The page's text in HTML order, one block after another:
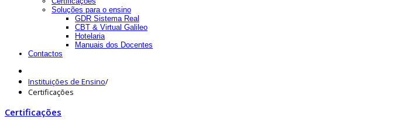
Soluções para o ensino
GDR Sistema Real
CBT & Virtual Galileo
Hotelaria
Manuais dos Docentes
Contactos
Instituições de Ensino/
Certificações
Certificações